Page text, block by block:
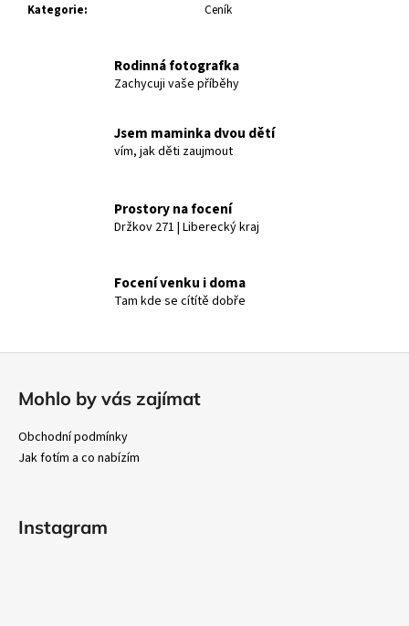
Kategorie: Ceník
Rodinná fotografka
Zachycuji vaše příběhy
Jsem maminka dvou dětí
vím, jak děti zaujmout
Prostory na focení
Držkov 271 | Liberecký kraj
Focení venku i doma
Tam kde se cítítě dobře
Mohlo by vás zajímat
Obchodní podmínky
Jak fotím a co nabízím
Instagram